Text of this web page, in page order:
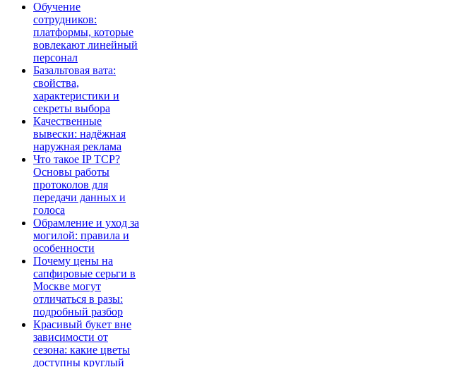
Обучение
сотрудников:
платформы, которые
вовлекают линейный
персонал
Базальтовая вата:
свойства,
характеристики и
секреты выбора
Качественные
вывески: надёжная
наружная реклама
Что такое IP TCP?
Основы работы
протоколов для
передачи данных и
голоса
Обрамление и уход за
могилой: правила и
особенности
Почему цены на
сапфировые серьги в
Москве могут
отличаться в разы:
подробный разбор
Красивый букет вне
зависимости от
сезона: какие цветы
доступны круглый